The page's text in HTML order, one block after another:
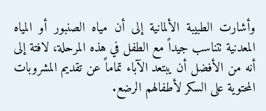
وأشارت الطبيبة الألمانية إلى أن مياه الصنبور أو المياه
المعدنية تتناسب جيداً مع الطفل في هذه المرحلة، لافتة إلى
أنه من الأفضل أن يبتعد الآباء تماماً عن تقديم المشروبات
المحتوية على السكر لأطفالهم الرضع.